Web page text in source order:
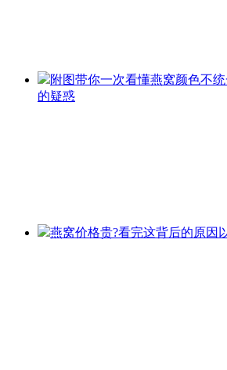
附图带你一次看懂燕窝颜色不
的疑惑
燕窝价格贵?看完这背后的原因